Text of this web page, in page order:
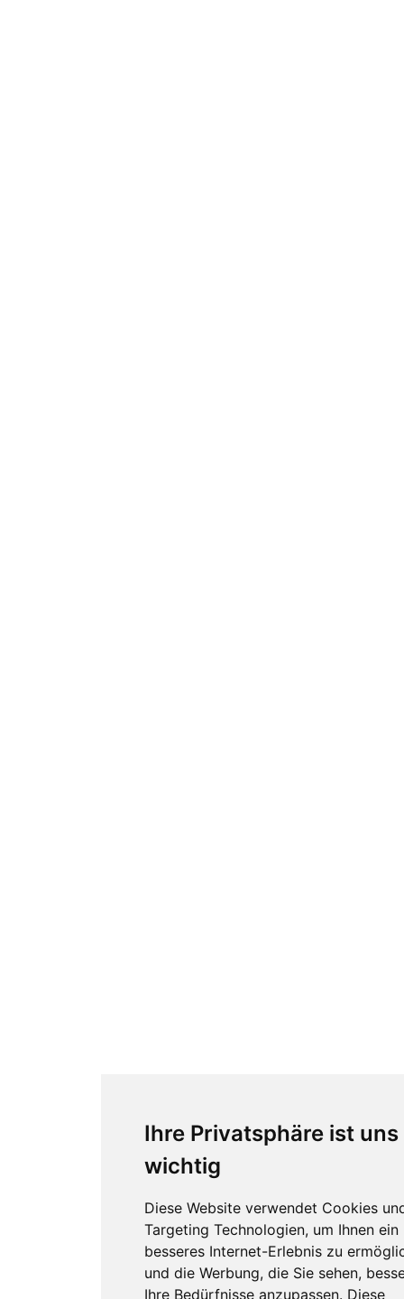
Ihre Privatsphäre ist uns
wichtig
Diese Website verwendet Cookies
Targeting Technologien, um Ihnen ein
besseres Internet-Erlebnis zu
und die Werbung, die Sie sehen,
Ihre Bedürfnisse anzupassen. Diese